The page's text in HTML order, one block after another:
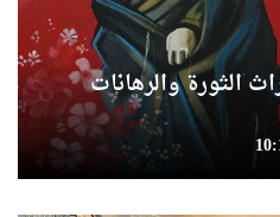
الثورة والرهانات